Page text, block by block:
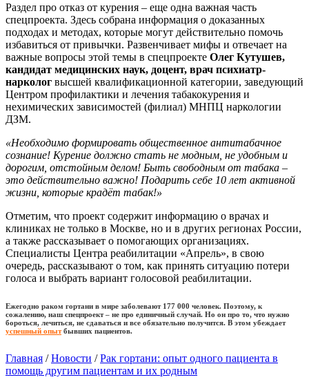
Раздел про отказ от курения – еще одна важная часть
спецпроекта. Здесь собрана информация о доказанных
подходах и методах, которые могут действительно помочь
избавиться от привычки. Развенчивает мифы и отвечает на
важные вопросы этой темы в спецпроекте Олег Кутушев,
кандидат медицинских наук, доцент, врач психиатр-
нарколог высшей квалификационной категории, заведующий
Центром профилактики и лечения табакокурения и
нехимических зависимостей (филиал) МНПЦ наркологии
ДЗМ.
«Необходимо формировать общественное антитабачное
сознание! Курение должно стать не модным, не удобным и
дорогим, отстойным делом! Быть свободным от табака –
это действительно важно! Подарить себе 10 лет активной
жизни, которые крадёт табак!»
Отметим, что проект содержит информацию о врачах и
клиниках не только в Москве, но и в других регионах России,
а также рассказывает о помогающих организациях.
Специалисты Центра реабилитации «Апрель», в свою
очередь, рассказывают о том, как принять ситуацию потери
голоса и выбрать вариант голосовой реабилитации.
Ежегодно раком гортани в мире заболевают 177 000 человек. Поэтому, к
сожалению, наш спецпроект – не про единичный случай. Но он про то, что нужно
бороться, лечиться, не сдаваться и все обязательно получится. В этом убеждает
успешный опытбывших пациентов.
Главная /Новости /Рак гортани: опыт одного пациента в
помощь другим пациентам и их родным